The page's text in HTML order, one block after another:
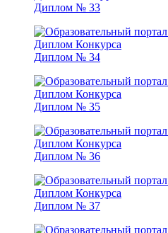
Диплом № 33
Диплом № 34
Диплом № 35
Диплом № 36
Диплом № 37